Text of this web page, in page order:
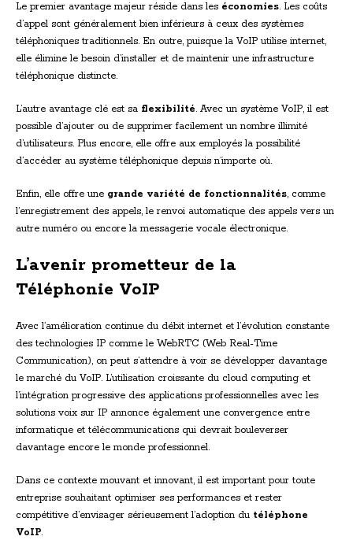
Le premier avantage majeur réside dans les économies. Les coûts
d’appel sont généralement bien inférieurs à ceux des systèmes
téléphoniques traditionnels. En outre, puisque la VoIP utilise internet,
elle élimine le besoin d’installer et de maintenir une infrastructure
téléphonique distincte.
L’autre avantage clé est sa flexibilité. Avec un système VoIP, il est
possible d’ajouter ou de supprimer facilement un nombre illimité
d’utilisateurs. Plus encore, elle offre aux employés la possibilité
d’accéder au système téléphonique depuis n’importe où.
Enfin, elle offre une grande variété de fonctionnalités, comme
l’enregistrement des appels, le renvoi automatique des appels vers un
autre numéro ou encore la messagerie vocale électronique.
L’avenir prometteur de la
Téléphonie VoIP
Avec l’amélioration continue du débit internet et l’évolution constante
des technologies IP comme le WebRTC (Web Real-Time
Communication), on peut s’attendre à voir se développer davantage
le marché du VoIP. L’utilisation croissante du cloud computing et
l’intégration progressive des applications professionnelles avec les
solutions voix sur IP annonce également une convergence entre
informatique et télécommunications qui devrait bouleverser
davantage encore le monde professionnel.
Dans ce contexte mouvant et innovant, il est important pour toute
entreprise souhaitant optimiser ses performances et rester
compétitive d’envisager sérieusement l’adoption du téléphone
VoIP.